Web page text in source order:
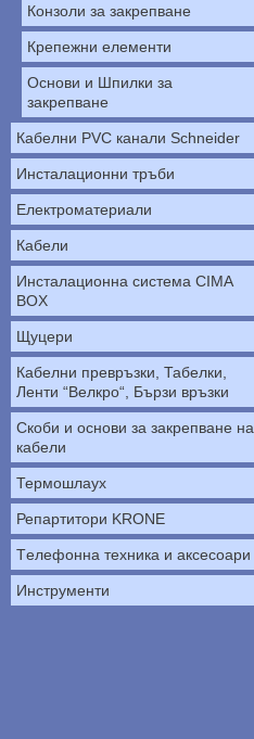
Конзоли за закрепване
Крепежни елементи
Основи и Шпилки за
закрепване
Кабелни PVC канали Schneider
Инсталационни тръби
Електроматериали
Кабели
Инсталационна система CIMA
BOX
Щуцери
Кабелни превръзки, Табелки,
Ленти “Велкро“, Бързи връзки
Скоби и основи за закрепване на
кабели
Термошлаух
Репартитори KRONE
Tелефонна техника и аксесоари
Инструменти